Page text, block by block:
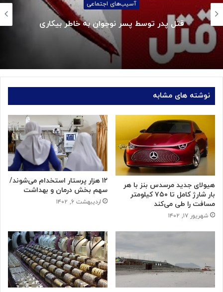
آسیب‌های اجتماعی
قتل پدر توسط پسر نوجوان به خاطر بیکاری
نوشته های مشابه
هیولای جدید مرسدس بنز با هر
بار شارژ کامل تا ۷۵۰ کیلومتر
مسافت را طی می‌کند
شهریور ۱۷, ۱۴۰۲
۱۲ هزار پرستار استخدام می‌شوند/
سهم بخش درمان و بهداشت
اردیبهشت ۶, ۱۴۰۲